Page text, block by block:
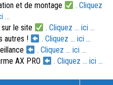
et de montage
. Cliquez
...
le site
. Cliquez ... ici ...
autres !
. Cliquez ... ici ...
. Cliquez ... ici ...
AX PRO
. Cliquez ... ici ...